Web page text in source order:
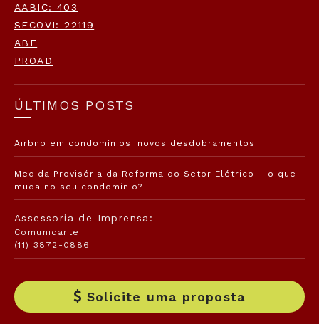
AABIC: 403
SECOVI: 22119
ABF
PROAD
ÚLTIMOS POSTS
Airbnb em condomínios: novos desdobramentos.
Medida Provisória da Reforma do Setor Elétrico – o que
muda no seu condomínio?
Assessoria de Imprensa:
Comunicarte
(11) 3872-0886
Solicite uma proposta